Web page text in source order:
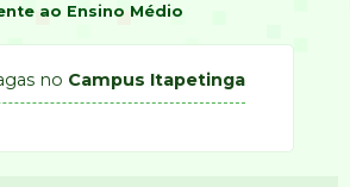
ao Ensino Médio
no Campus Itapetinga